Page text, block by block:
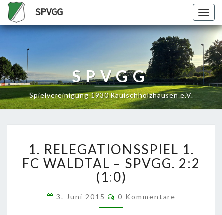
SPVGG
SPVGG
Spielvereinigung 1930 Rauischholzhausen e.V.
RELEGATIONSSPIEL
FC
WALDTAL
–
SPVGG.
1. RELEGATIONSSPIEL 1.
FC WALDTAL – SPVGG. 2:2
(1:0)
3. Juni 2015 Kommentare
0 Kommentare